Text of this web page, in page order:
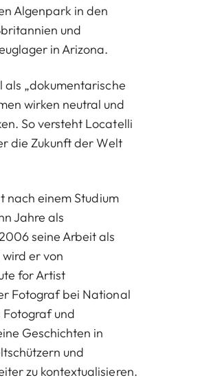
Algenpark in den
und
in Arizona.
als „dokumentarische
wirken neutral und
So versteht Locatelli
die Zukunft der Welt
nach einem Studium
Jahre als
seine Arbeit als
er von
for Artist
Fotograf bei National
Fotograf und
Geschichten in
und
zu kontextualisieren.